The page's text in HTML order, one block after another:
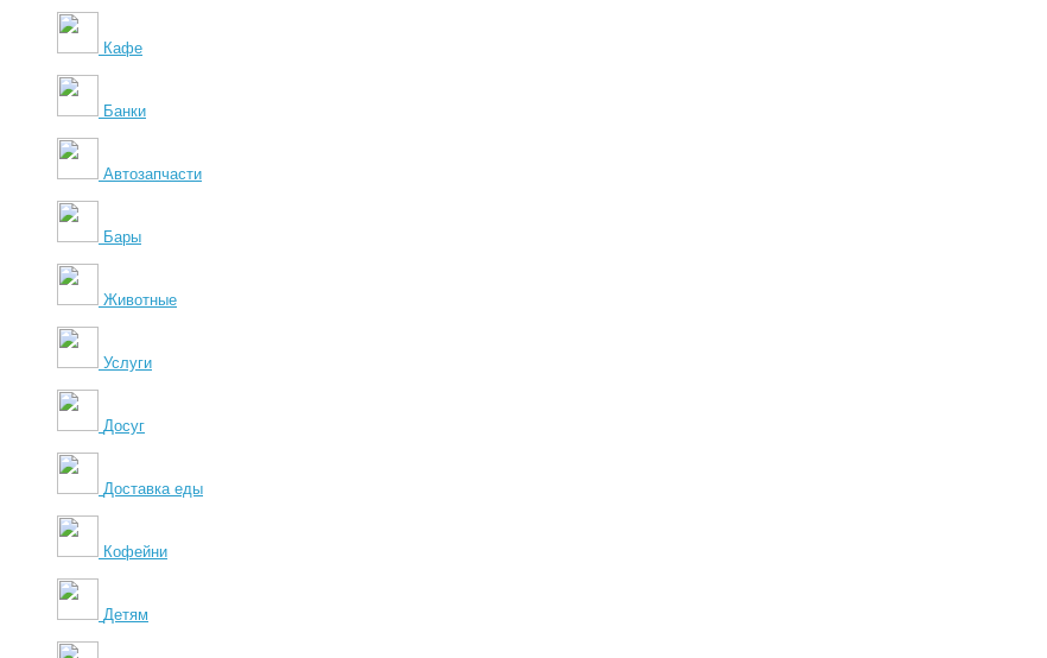
Кафе
Банки
Автозапчасти
Бары
Животные
Услуги
Досуг
Доставка еды
Кофейни
Детям